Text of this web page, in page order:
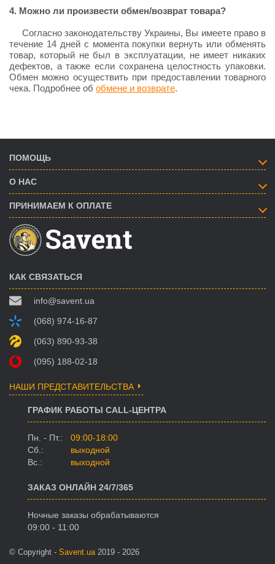
4. Можно ли произвести обмен/возврат товара?
Согласно законодательству Украины, Вы имеете право в
течение 14 дней с момента покупки вернуть или обменять
товар, который не был в эксплуатации, не имеет никаких
дефектов, а также если сохранена целостность упаковки.
Обмен можно осуществить при предоставлении товарного
чека. Подробнее об обмене и возврате.
ПОМОЩЬ
О НАС
ПРИНИМАЕМ К ОПЛАТЕ
КАК СВЯЗАТЬСЯ
info@savent.ua
(068) 974-16-87
(063) 890-93-38
(095) 188-02-18
НАШИ ПРЕДСТАВИТЕЛЬСТВА
ГРАФИК РАБОТЫ CALL-ЦЕНТРА
Пн. - Пт.:
09:00-18:00
Сб.:
выходной
Вс.:
выходной
ЗАКАЗ ОНЛАЙН 24/7/365
Ночные заказы обрабатываются
09:00 - 11:00
© Copyright - Savent.ua2019 - 2026